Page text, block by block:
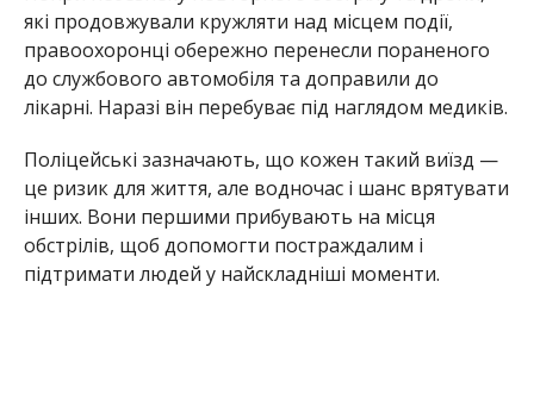
які продовжували кружляти над місцем події,
правоохоронці обережно перенесли пораненого
до службового автомобіля та доправили до
лікарні. Наразі він перебуває під наглядом медиків.
Поліцейські зазначають, що кожен такий виїзд —
це ризик для життя, але водночас і шанс врятувати
інших. Вони першими прибувають на місця
обстрілів, щоб допомогти постраждалим і
підтримати людей у найскладніші моменти.